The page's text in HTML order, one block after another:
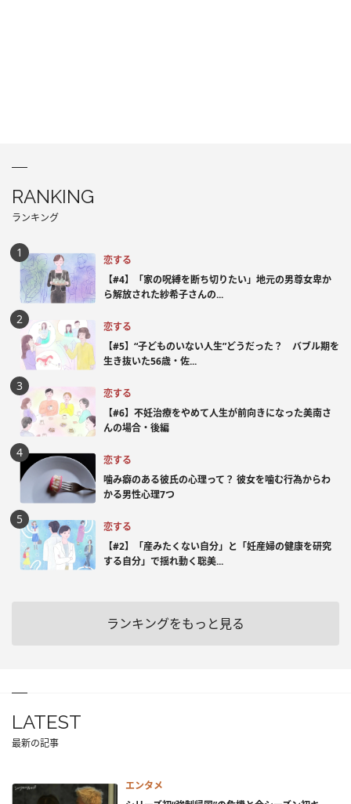
RANKING
ランキング
恋する
【#4】「家の呪縛を断ち切りたい」地元の男尊女卑か
ら解放された紗希子さんの...
恋する
【#5】“子どものいない人生”どうだった？ バブル期を
生き抜いた56歳・佐...
恋する
【#6】不妊治療をやめて人生が前向きになった美南さ
んの場合・後編
恋する
噛み癖のある彼氏の心理って？ 彼女を噛む行為からわ
かる男性心理7つ
恋する
【#2】「産みたくない自分」と「妊産婦の健康を研究
する自分」で揺れ動く聡美...
ランキングをもっと見る
LATEST
最新の記事
エンタメ